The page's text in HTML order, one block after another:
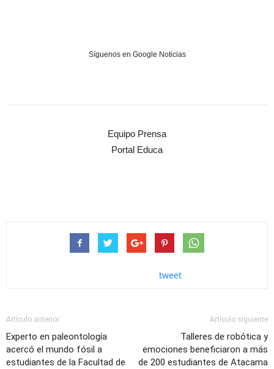
Síguenos en Google Noticias
Equipo Prensa
Portal Educa
tweet
Artículo anterior
Experto en paleontología
acercó el mundo fósil a
estudiantes de la Facultad de
Artículo siguiente
Talleres de robótica y
emociones beneficiaron a más
de 200 estudiantes de Atacama